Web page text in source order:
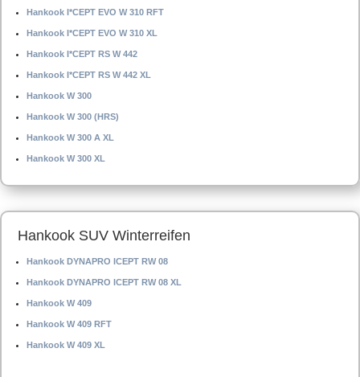
Hankook I*CEPT EVO W 310 RFT
Hankook I*CEPT EVO W 310 XL
Hankook I*CEPT RS W 442
Hankook I*CEPT RS W 442 XL
Hankook W 300
Hankook W 300 (HRS)
Hankook W 300 A XL
Hankook W 300 XL
Hankook SUV Winterreifen
Hankook DYNAPRO ICEPT RW 08
Hankook DYNAPRO ICEPT RW 08 XL
Hankook W 409
Hankook W 409 RFT
Hankook W 409 XL